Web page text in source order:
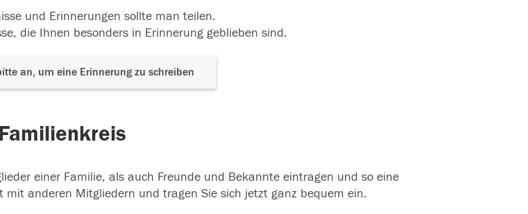
und Erinnerungen sollte man teilen.
die Ihnen besonders in Erinnerung geblieben sind.
an, um eine Erinnerung zu schreiben
Familienkreis
einer Familie, als auch Freunde und Bekannte eintragen und so eine
mit anderen Mitgliedern und tragen Sie sich jetzt ganz bequem ein.